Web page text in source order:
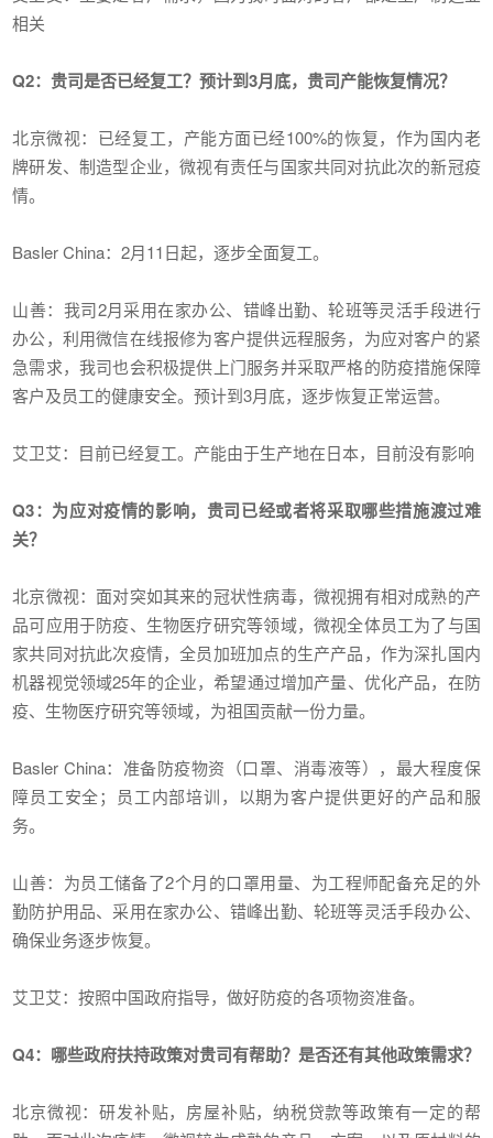
相关
Q2：贵司是否已经复工？预计到3月底，贵司产能恢复情况？
北京微视：已经复工，产能方面已经100%的恢复，作为国内老
牌研发、制造型企业，微视有责任与国家共同对抗此次的新冠疫
情。
Basler China：2月11日起，逐步全面复工。
山善：我司2月采用在家办公、错峰出勤、轮班等灵活手段进行
办公，利用微信在线报修为客户提供远程服务，为应对客户的紧
急需求，我司也会积极提供上门服务并采取严格的防疫措施保障
客户及员工的健康安全。预计到3月底，逐步恢复正常运营。
艾卫艾：目前已经复工。产能由于生产地在日本，目前没有影响
Q3：为应对疫情的影响，贵司已经或者将采取哪些措施渡过难
关？
北京微视：面对突如其来的冠状性病毒，微视拥有相对成熟的产
品可应用于防疫、生物医疗研究等领域，微视全体员工为了与国
家共同对抗此次疫情，全员加班加点的生产产品，作为深扎国内
机器视觉领域25年的企业，希望通过增加产量、优化产品，在防
疫、生物医疗研究等领域，为祖国贡献一份力量。
Basler China：准备防疫物资（口罩、消毒液等），最大程度保
障员工安全；员工内部培训，以期为客户提供更好的产品和服
务。
山善：为员工储备了2个月的口罩用量、为工程师配备充足的外
勤防护用品、采用在家办公、错峰出勤、轮班等灵活手段办公、
确保业务逐步恢复。
艾卫艾：按照中国政府指导，做好防疫的各项物资准备。
Q4：哪些政府扶持政策对贵司有帮助？是否还有其他政策需求？
北京微视：研发补贴，房屋补贴，纳税贷款等政策有一定的帮